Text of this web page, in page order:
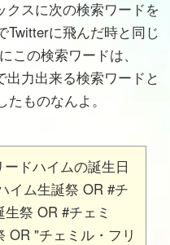
クスに次の検索ワードを
Twitterに飛んだ時と同じ
この検索ワードは、
出力出来る検索ワードと
ものなんよ。
ドハイムの誕生日
イム生誕祭 OR #チ
祭 OR #チェミ
OR "チェミル・フリ